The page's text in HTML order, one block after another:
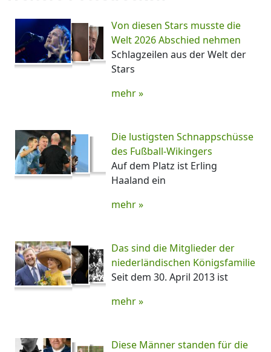
Von diesen Stars musste die
Welt 2026 Abschied nehmen
Schlagzeilen aus der Welt der
Stars
mehr »
Die lustigsten Schnappschüsse
des Fußball-Wikingers
Auf dem Platz ist Erling
Haaland ein
mehr »
Das sind die Mitglieder der
niederländischen Königsfamilie
Seit dem 30. April 2013 ist
mehr »
Diese Männer standen für die